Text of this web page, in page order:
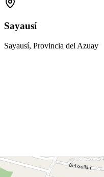
Sayausí
Sayausí, Provincia del Azuay